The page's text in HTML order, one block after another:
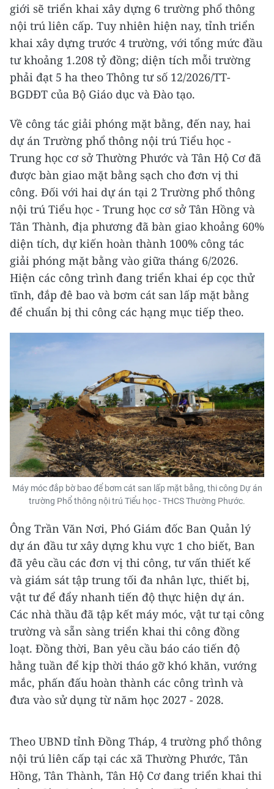
giới sẽ triển khai xây dựng 6 trường phổ thông
nội trú liên cấp. Tuy nhiên hiện nay, tỉnh triển
khai xây dựng trước 4 trường, với tổng mức đầu
tư khoảng 1.208 tỷ đồng; diện tích mỗi trường
phải đạt 5 ha theo Thông tư số 12/2026/TT-
BGDĐT của Bộ Giáo dục và Đào tạo.
Về công tác giải phóng mặt bằng, đến nay, hai
dự án Trường phổ thông nội trú Tiểu học -
Trung học cơ sở Thường Phước và Tân Hộ Cơ đã
được bàn giao mặt bằng sạch cho đơn vị thi
công. Đối với hai dự án tại 2 Trường phổ thông
nội trú Tiểu học - Trung học cơ sở Tân Hồng và
Tân Thành, địa phương đã bàn giao khoảng 60%
diện tích, dự kiến hoàn thành 100% công tác
giải phóng mặt bằng vào giữa tháng 6/2026.
Hiện các công trình đang triển khai ép cọc thử
tĩnh, đắp đê bao và bơm cát san lấp mặt bằng
để chuẩn bị thi công các hạng mục tiếp theo.
Máy móc đắp bờ bao để bơm cát san lấp mặt bằng, thi công Dự án
trường Phổ thông nội trú Tiểu học - THCS Thường Phước.
Ông Trần Văn Nơi, Phó Giám đốc Ban Quản lý
dự án đầu tư xây dựng khu vực 1 cho biết, Ban
đã yêu cầu các đơn vị thi công, tư vấn thiết kế
và giám sát tập trung tối đa nhân lực, thiết bị,
vật tư để đẩy nhanh tiến độ thực hiện dự án.
Các nhà thầu đã tập kết máy móc, vật tư tại công
trường và sẵn sàng triển khai thi công đồng
loạt. Đồng thời, Ban yêu cầu báo cáo tiến độ
hằng tuần để kịp thời tháo gỡ khó khăn, vướng
mắc, phấn đấu hoàn thành các công trình và
đưa vào sử dụng từ năm học 2027 - 2028.
Theo UBND tỉnh Đồng Tháp, 4 trường phổ thông
nội trú liên cấp tại các xã Thường Phước, Tân
Hồng, Tân Thành, Tân Hộ Cơ đang triển khai thi